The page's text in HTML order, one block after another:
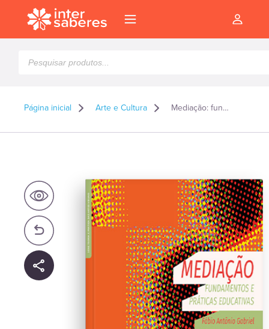
produtos
Página inicial Arte e Cultura Mediação: fundamentos e práticas educativas